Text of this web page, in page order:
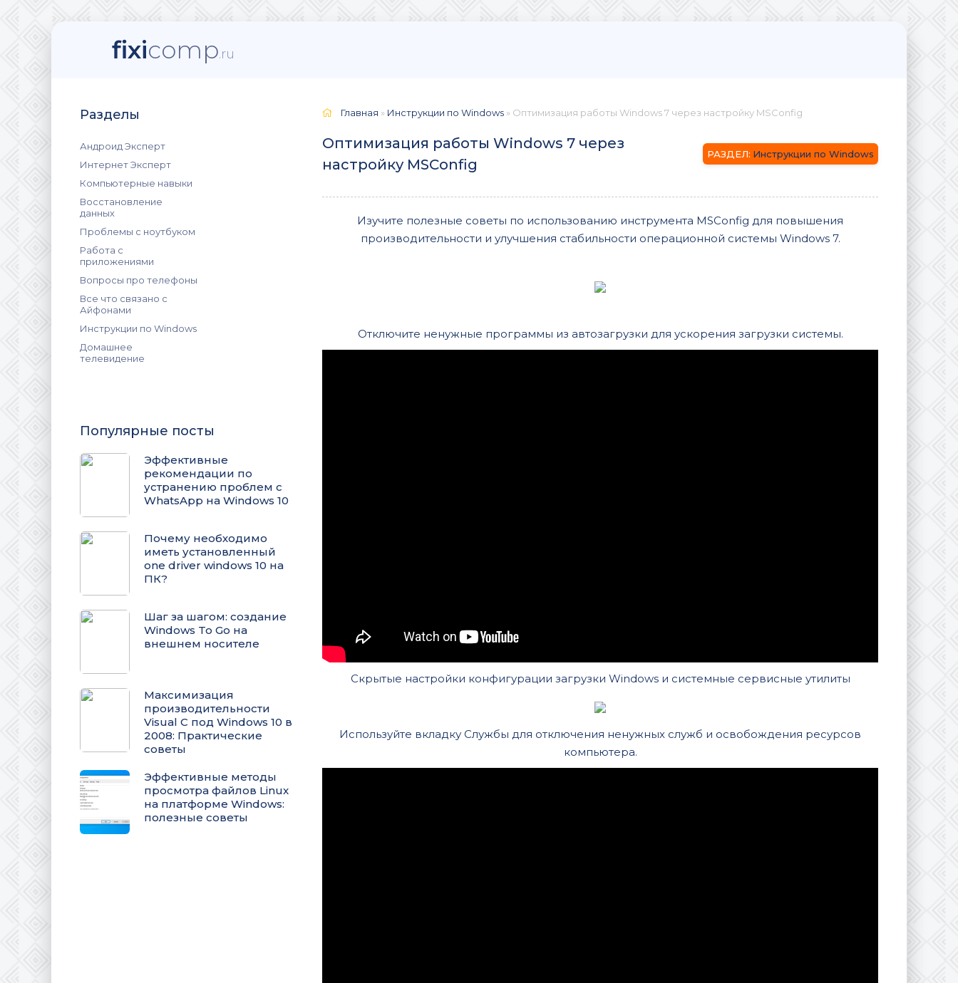
fixicomp.ru
Разделы
Андроид Эксперт
Интернет Эксперт
Компьютерные навыки
Восстановление
данных
Проблемы с ноутбуком
Работа с
приложениями
Вопросы про телефоны
Все что связано с
Айфонами
Инструкции по Windows
Домашнее
телевидение
Популярные посты
Эффективные
рекомендации по
устранению проблем с
WhatsApp на Windows 10
Почему необходимо
иметь установленный
one driver windows 10 на
ПК?
Шаг за шагом: создание
Windows To Go на
внешнем носителе
Максимизация
производительности
Visual C под Windows 10 в
2008: Практические
советы
Эффективные методы
просмотра файлов Linux
на платформе Windows:
полезные советы
Главная » Инструкции по Windows » Оптимизация работы Windows 7 через настройку MSConfig
Оптимизация работы Windows 7 через
настройку MSConfig
Инструкции по Windows
Изучите полезные советы по использованию инструмента MSConfig для повышения
производительности и улучшения стабильности операционной системы Windows 7.
Отключите ненужные программы из автозагрузки для ускорения загрузки системы.
Скрытые настройки конфигурации загрузки Windows и системные сервисные утилиты
Используйте вкладку Службы для отключения ненужных служб и освобождения ресурсов
компьютера.